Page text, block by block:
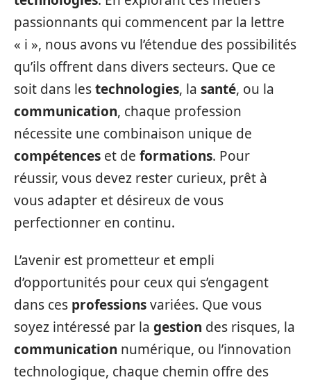
passionnants qui commencent par la lettre
« i », nous avons vu l’étendue des possibilités
qu’ils offrent dans divers secteurs. Que ce
soit dans lestechnologies, la santé, ou la
communication, chaque profession
nécessite une combinaison unique de
compétences et de formations. Pour
réussir, vous devez rester curieux, prêt à
vous adapter et désireux de vous
perfectionner en continu.
L’avenir est prometteur et empli
d’opportunités pour ceux qui s’engagent
dans ces professionsvariées. Que vous
soyez intéressé par la gestion des risques, la
communication numérique, ou l’innovation
technologique, chaque chemin offre des